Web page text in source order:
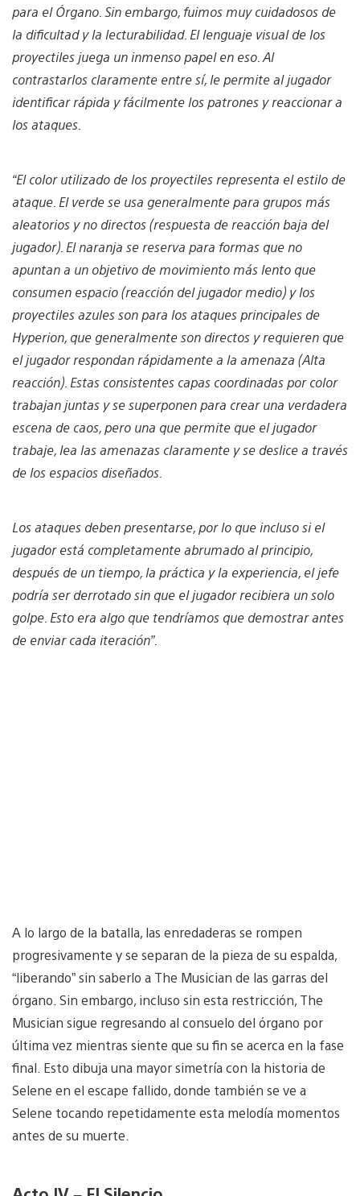
para el Órgano. Sin embargo, fuimos muy cuidadosos de
la dificultad y la lecturabilidad. El lenguaje visual de los
proyectiles juega un inmenso papel en eso. Al
contrastarlos claramente entre sí, le permite al jugador
identificar rápida y fácilmente los patrones y reaccionar a
los ataques.
“El colorutilizado de los proyectiles representa el estilo de
ataque. El verde se usa generalmente para grupos más
aleatorios y no directos (respuesta de reacción baja del
jugador). El naranja se reserva para formas que no
apuntan a un objetivo de movimiento más lento que
consumen espacio (reacción del jugador medio) y los
proyectiles azules son para los ataques principales de
Hyperion, que generalmente son directos y requieren que
el jugador respondan rápidamente a la amenaza (Alta
reacción). Estas consistentes capas coordinadas por color
trabajan juntas y se superponen para crear una verdadera
escena de caos, pero una que permite que el jugador
trabaje, lea las amenazas claramente y se deslice a través
de los espacios diseñados.
Los ataques deben presentarse, por lo que incluso si el
jugador está completamente abrumado al principio,
después de un tiempo, la práctica y la experiencia, el jefe
podría ser derrotado sin que el jugador recibiera un solo
golpe. Esto era algo que tendríamos que demostrar antes
de enviar cada iteración”.
A lo largo de la batalla, las enredaderas se rompen
progresivamente y se separan de la pieza de su espalda,
“liberando” sin saberlo a The Musician de las garras del
órgano. Sin embargo, incluso sin esta restricción, The
Musician sigue regresando al consuelo del órgano por
última vez mientras siente que su fin se acerca en la fase
final. Esto dibuja una mayor simetría con la historia de
Selene en el escape fallido, donde también se ve a
Selene tocando repetidamente esta melodía momentos
antes de su muerte.